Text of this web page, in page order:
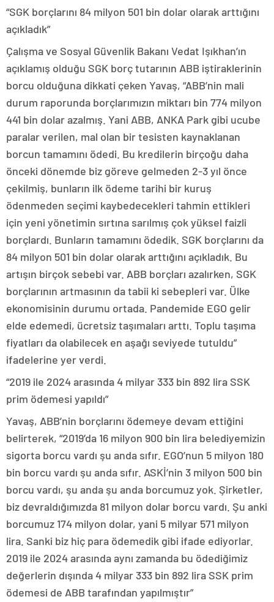
“SGK borçlarını 84 milyon 501 bin dolar olarak arttığını
açıkladık”
Çalışma ve Sosyal Güvenlik Bakanı Vedat Işıkhan’ın
açıklamış olduğu SGK borç tutarının ABB iştiraklerinin
borcu olduğuna dikkati çeken Yavaş, “ABB’nin mali
durum raporunda borçlarımızın miktarı bin 774 milyon
441 bin dolar azalmış. Yani ABB, ANKA Park gibi ucube
paralar verilen, mal olan bir tesisten kaynaklanan
borcun tamamını ödedi. Bu kredilerin birçoğu daha
önceki dönemde biz göreve gelmeden 2-3 yıl önce
çekilmiş, bunların ilk ödeme tarihi bir kuruş
ödenmeden seçimi kaybedecekleri tahmin ettikleri
için yeni yönetimin sırtına sarılmış çok yüksel faizli
borçlardı. Bunların tamamını ödedik. SGK borçlarını da
84 milyon 501 bin dolar olarak arttığını açıkladık. Bu
artışın birçok sebebi var. ABB borçları azalırken, SGK
borçlarının artmasının da tabii ki sebepleri var. Ülke
ekonomisinin durumu ortada. Pandemide EGO gelir
elde edemedi, ücretsiz taşımaları arttı. Toplu taşıma
fiyatları da olabilecek en aşağı seviyede tutuldu”
ifadelerine yer verdi.
“2019 ile 2024 arasında 4 milyar 333 bin 892 lira SSK
prim ödemesi yapıldı”
Yavaş, ABB’nin borçlarını ödemeye devam ettiğini
belirterek, “2019’da 16 milyon 900 bin lira belediyemizin
sigorta borcu vardı şu anda sıfır. EGO’nun 5 milyon 180
bin borcu vardı şu anda sıfır. ASKİ’nin 3 milyon 500 bin
borcu vardı, şu anda şu anda borcumuz yok. Şirketler,
biz devraldığımızda 81 milyon dolar borcu vardı. Şu anki
borcumuz 174 milyon dolar, yani 5 milyar 571 milyon
lira. Sanki biz hiç para ödemedik gibi ifade ediyorlar.
2019 ile 2024 arasında aynı zamanda bu ödediğimiz
değerlerin dışında 4 milyar 333 bin 892 lira SSK prim
ödemesi de ABB tarafından yapılmıştır”